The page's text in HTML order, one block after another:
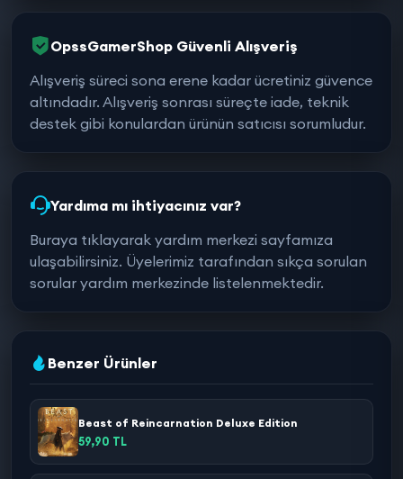
OpssGamerShop Güvenli Alışveriş
Alışveriş süreci sona erene kadar ücretiniz güvence
altındadır. Alışveriş sonrası süreçte iade, teknik
destek gibi konulardan ürünün satıcısı sorumludur.
Yardıma mı ihtiyacınız var?
Buraya tıklayarak yardım merkezi sayfamıza
ulaşabilirsiniz. Üyelerimiz tarafından sıkça sorulan
sorular yardım merkezinde listelenmektedir.
Benzer Ürünler
Beast of Reincarnation Deluxe Edition
59,90 TL